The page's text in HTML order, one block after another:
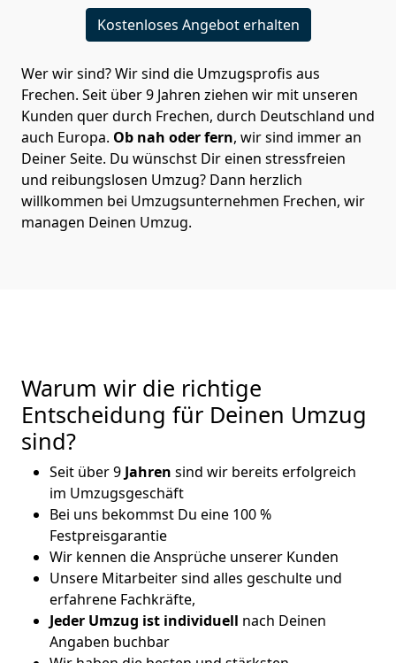
Kostenloses Angebot erhalten
Wer wir sind? Wir sind die Umzugsprofis aus
Frechen. Seit über 9 Jahren ziehen wir mit unseren
Kunden quer durch Frechen, durch Deutschland und
auch Europa. Ob nah oder fern, wir sind immer an
Deiner Seite. Du wünschst Dir einen stressfreien
und reibungslosen Umzug? Dann herzlich
willkommen bei Umzugsunternehmen Frechen, wir
managen Deinen Umzug.
Warum wir die richtige
Entscheidung für Deinen Umzug
sind?
Seit über 9 Jahren sind wir bereits erfolgreich
im Umzugsgeschäft
Bei uns bekommst Du eine 100 %
Festpreisgarantie
Wir kennen die Ansprüche unserer Kunden
Unsere Mitarbeiter sind alles geschulte und
erfahrene Fachkräfte,
Jeder Umzug ist individuell nach Deinen
Angaben buchbar